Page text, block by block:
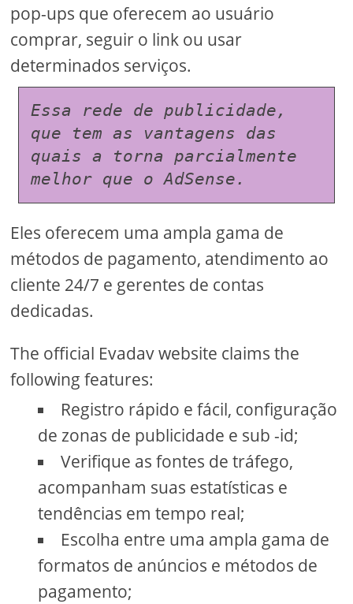
pop-ups que oferecem ao usuário
comprar, seguir o link ou usar
determinados serviços.
Essa rede de publicidade,
que tem as vantagens das
quais a torna parcialmente
melhor que o AdSense.
Eles oferecem uma ampla gama de
métodos de pagamento, atendimento ao
cliente 24/7 e gerentes de contas
dedicadas.
The official Evadav website claims the
following features:
Registro rápido e fácil, configuração
de zonas de publicidade e sub -id;
Verifique as fontes de tráfego,
acompanham suas estatísticas e
tendências em tempo real;
Escolha entre uma ampla gama de
formatos de anúncios e métodos de
pagamento;